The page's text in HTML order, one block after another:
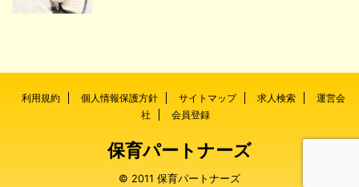
利用規約 個人情報保護方針 サイトマップ 求人検索
運営会
社
会員登録
保育パートナーズ
© 2011 保育パートナーズ